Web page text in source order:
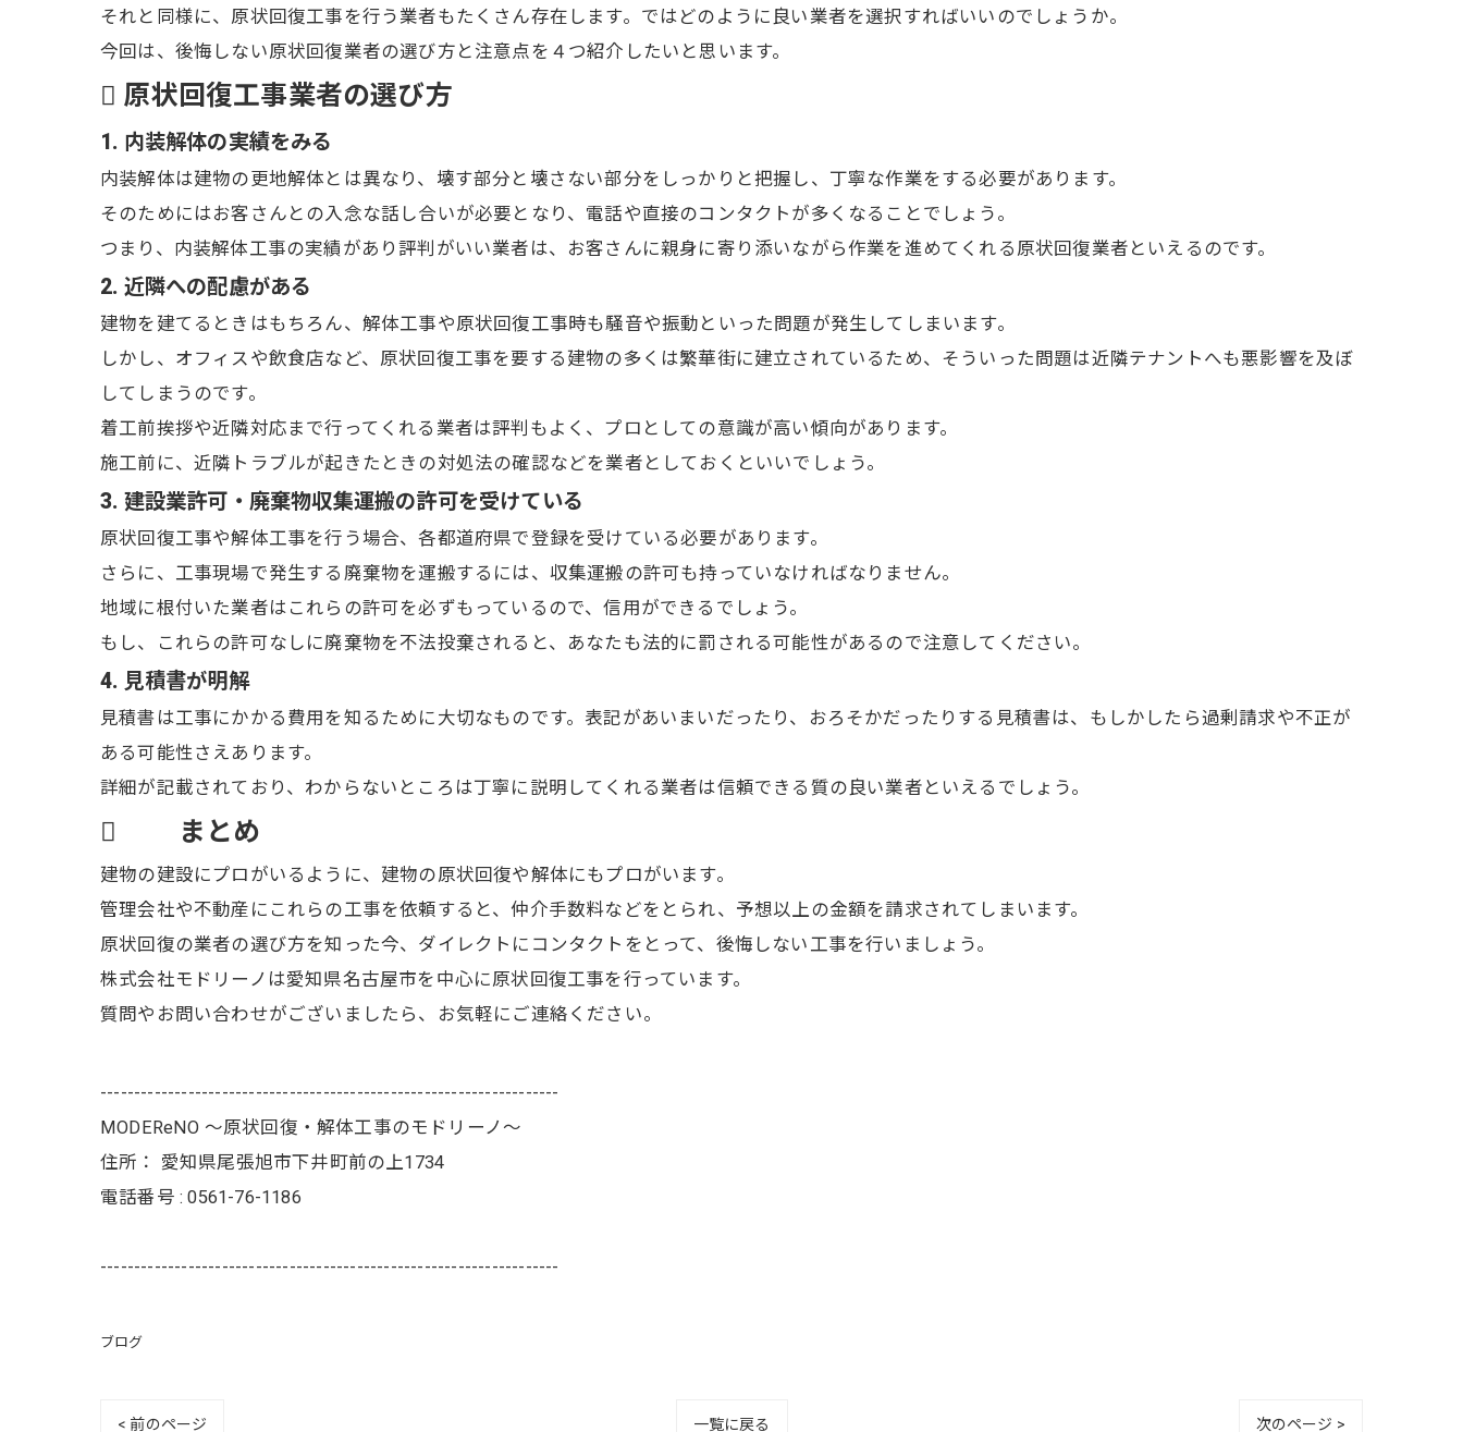
それと同様に、原状回復工事を行う業者もたくさん存在します。ではどのように良い業者を選択すればいいのでしょうか。
今回は、後悔しない原状回復業者の選び方と注意点を４つ紹介したいと思います。
 原状回復工事業者の選び方
1. 内装解体の実績をみる
内装解体は建物の更地解体とは異なり、壊す部分と壊さない部分をしっかりと把握し、丁寧な作業をする必要があります。
そのためにはお客さんとの入念な話し合いが必要となり、電話や直接のコンタクトが多くなることでしょう。
つまり、内装解体工事の実績があり評判がいい業者は、お客さんに親身に寄り添いながら作業を進めてくれる原状回復業者といえるのです。
2. 近隣への配慮がある
建物を建てるときはもちろん、解体工事や原状回復工事時も騒音や振動といった問題が発生してしまいます。
しかし、オフィスや飲食店など、原状回復工事を要する建物の多くは繁華街に建立されているため、そういった問題は近隣テナントへも悪影響を及ぼ
してしまうのです。
着工前挨拶や近隣対応まで行ってくれる業者は評判もよく、プロとしての意識が高い傾向があります。
施工前に、近隣トラブルが起きたときの対処法の確認などを業者としておくといいでしょう。
3. 建設業許可・廃棄物収集運搬の許可を受けている
原状回復工事や解体工事を行う場合、各都道府県で登録を受けている必要があります。
さらに、工事現場で発生する廃棄物を運搬するには、収集運搬の許可も持っていなければなりません。
地域に根付いた業者はこれらの許可を必ずもっているので、信用ができるでしょう。
もし、これらの許可なしに廃棄物を不法投棄されると、あなたも法的に罰される可能性があるので注意してください。
4. 見積書が明解
見積書は工事にかかる費用を知るために大切なものです。表記があいまいだったり、おろそかだったりする見積書は、もしかしたら過剰請求や不正が
ある可能性さえあります。
詳細が記載されており、わからないところは丁寧に説明してくれる業者は信頼できる質の良い業者といえるでしょう。
 まとめ
建物の建設にプロがいるように、建物の原状回復や解体にもプロがいます。
管理会社や不動産にこれらの工事を依頼すると、仲介手数料などをとられ、予想以上の金額を請求されてしまいます。
原状回復の業者の選び方を知った今、ダイレクトにコンタクトをとって、後悔しない工事を行いましょう。
株式会社モドリーノは愛知県名古屋市を中心に原状回復工事を行っています。
質問やお問い合わせがございましたら、お気軽にご連絡ください。
--------------------------------------------------------------------
MODEReNO ～原状回復・解体工事のモドリーノ～
住所： 愛知県尾張旭市下井町前の上1734
電話番号 :0561-76-1186
--------------------------------------------------------------------
ブログ
< 前のページ 一覧に戻る 次のページ >